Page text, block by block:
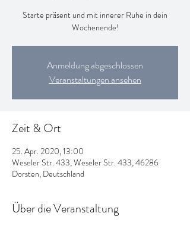
Starte präsent und mit innerer Ruhe in dein
Wochenende!
Anmeldung abgeschlossen
Veranstaltungen ansehen
Zeit & Ort
25. Apr. 2020, 13:00
Weseler Str. 433, Weseler Str. 433, 46286
Dorsten, Deutschland
Über die Veranstaltung